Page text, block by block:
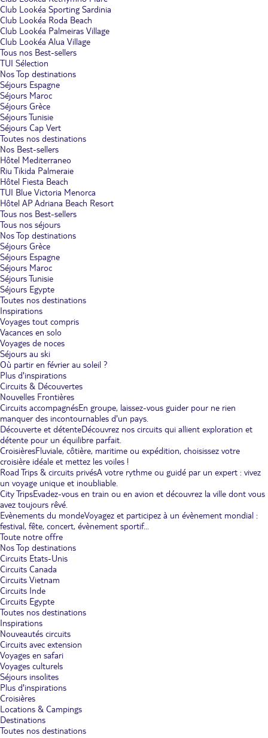
Club Lookéa Sporting Sardinia
Club Lookéa Roda Beach
Club Lookéa Palmeiras Village
Club Lookéa Alua Village
Tous nos Best-sellers
TUI Sélection
Nos Top destinations
Séjours Espagne
Séjours Maroc
Séjours Grèce
Séjours Tunisie
Séjours Cap Vert
Toutes nos destinations
Nos Best-sellers
Hôtel Mediterraneo
Riu Tikida Palmeraie
Hôtel Fiesta Beach
TUI Blue Victoria Menorca
Hôtel AP Adriana Beach Resort
Tous nos Best-sellers
Tous nos séjours
Nos Top destinations
Séjours Grèce
Séjours Espagne
Séjours Maroc
Séjours Tunisie
Séjours Egypte
Toutes nos destinations
Inspirations
Voyages tout compris
Vacances en solo
Voyages de noces
Séjours au ski
Où partir en février au soleil ?
Plus d'inspirations
Circuits & Découvertes
Nouvelles Frontières
Circuits accompagnésEn groupe, laissez-vous guider pour ne rien
manquer des incontournables d'un pays.
Découverte et détenteDécouvrez nos circuits qui allient exploration et
détente pour un équilibre parfait.
CroisièresFluviale, côtière, maritime ou expédition, choisissez votre
croisière idéale et mettez les voiles !
Road Trips & circuits privésA votre rythme ou guidé par un expert : vivez
un voyage unique et inoubliable.
City TripsEvadez-vous en train ou en avion et découvrez la ville dont vous
avez toujours rêvé.
Evènements du mondeVoyagez et participez à un évènement mondial :
festival, fête, concert, évènement sportif...
Toute notre offre
Nos Top destinations
Circuits Etats-Unis
Circuits Canada
Circuits Vietnam
Circuits Inde
Circuits Egypte
Toutes nos destinations
Inspirations
Nouveautés circuits
Circuits avec extension
Voyages en safari
Voyages culturels
Séjours insolites
Plus d'inspirations
Croisières
Locations & Campings
Destinations
Toutes nos destinations